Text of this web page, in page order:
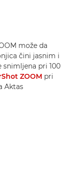
može da
čini jasnim i
pri 100
ZOOM pri
Aktas